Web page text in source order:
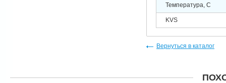
Температура, С
KVS
Вернуться в каталог